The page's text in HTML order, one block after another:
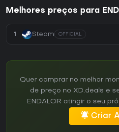
Melhores preços para
1 Steam OFFICIAL
Quer comprar no melhor
de preço no XD.deals e
ENDALOR atingir o seu
Criar